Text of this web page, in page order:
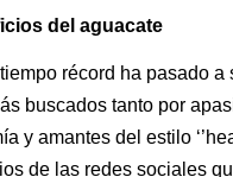
del aguacate
récord ha pasado a
buscados tanto por
y amantes del estilo
de las redes sociales